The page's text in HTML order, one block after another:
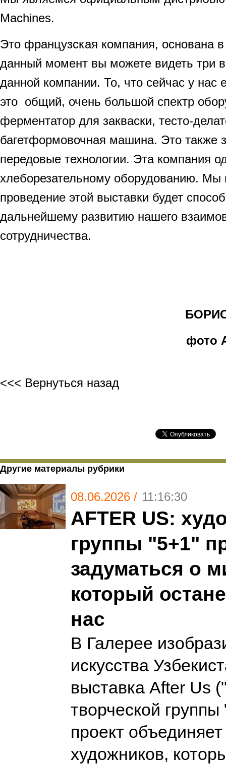
Machines.
Это французская компания, основана
данный момент вы можете видеть три
данной компании. То, что сейчас у нас
это общий, очень большой спектр
ферментатор для закваски, тесто-
багетформовочная машина. Это также
передовые технологии. Эта компания
хлеборезательному оборудованию. Мы
проведение этой выставки будет
дальнейшему развитию нашего
сотрудничества.
фото
<<< Вернуться назад
Другие материалы рубрики
08.06.2026 / 11:16:30
AFTER US:
группы "5+1"
задуматься о
который
нас
В Галерее
искусства
выставка After Us
творческой
проект
художников,